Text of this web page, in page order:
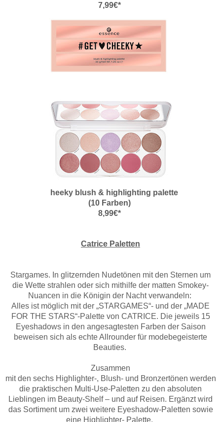
7,99€*
heeky blush & highlighting palette
(10 Farben)
8,99€*
Catrice Paletten
Stargames. In glitzernden Nudetönen mit den Sternen um
die Wette strahlen oder sich mithilfe der matten Smokey-
Nuancen in die Königin der Nacht verwandeln:
Alles ist möglich mit der „STARGAMES“- und der „MADE
FOR THE STARS“-Palette von CATRICE. Die jeweils 15
Eyeshadows in den angesagtesten Farben der Saison
beweisen sich als echte Allrounder für modebegeisterte
Beauties.
Zusammen
mit den sechs Highlighter-, Blush- und Bronzertönen werden
die praktischen Multi-Use-Paletten zu den absoluten
Lieblingen im Beauty-Shelf – und auf Reisen. Ergänzt wird
das Sortiment um zwei weitere Eyeshadow-Paletten sowie
eine Highlighter- Palette.